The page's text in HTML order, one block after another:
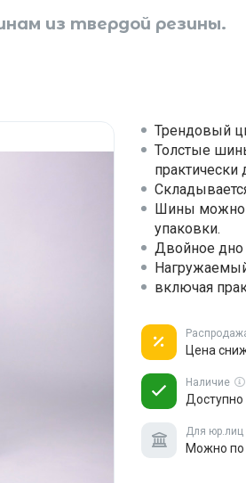
из твердой резины.
Трендовый
Толстые
практически
Шины можно
упаковки.
Двойное дно
включая
Цена
Наличие
Доступно
Для юр.лиц
Можно по